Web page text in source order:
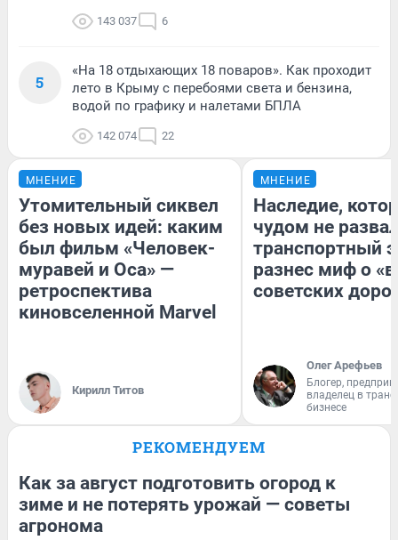
143 037 6
5
«На 18 отдыхающих 18 поваров». Как проходит
лето в Крыму с перебоями света и бензина,
водой по графику и налетами БПЛА
142 074 22
МНЕНИЕ
Утомительный сиквел
без новых идей: каким
был фильм «Человек-
муравей и Оса» —
ретроспектива
киновселенной Marvel
Кирилл Титов
МНЕНИЕ
Наследие,
чудом не
транспортный
разнес миф о
советских
Олег Арефьев
Блогер,
владелец в
бизнесе
РЕКОМЕНДУЕМ
Как за август подготовить огород к
зиме и не потерять урожай — советы
агронома